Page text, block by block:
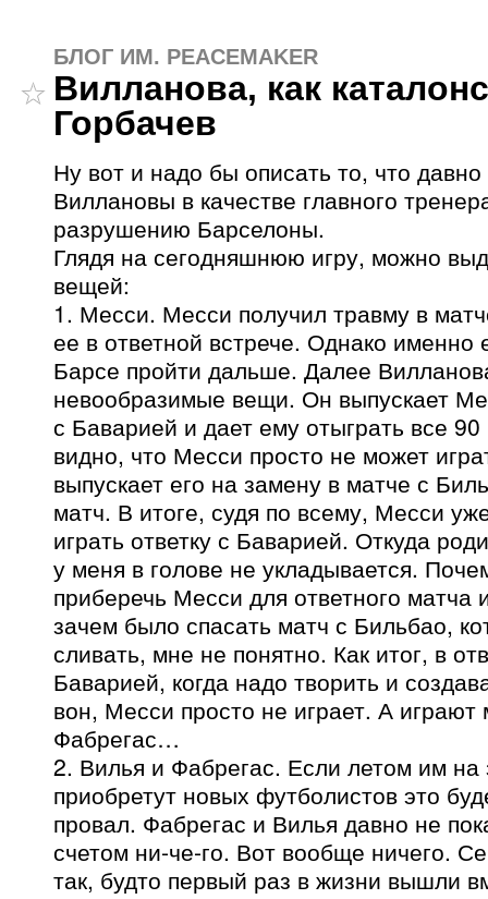
БЛОГ ИМ. PEACEMAKER
Вилланова, как
Горбачев
Ну вот и надо бы описать то, что
Виллановы в качестве главного
разрушению Барселоны.
Глядя на сегодняшнюю игру, можно
вещей:
1. Месси. Месси получил травму в
ее в ответной встрече. Однако именно
Барсе пройти дальше. Далее
невообразимые вещи. Он выпускает
с Баварией и дает ему отыграть все
видно, что Месси просто не может
выпускает его на замену в матче с
матч. В итоге, судя по всему, Месси
играть ответку с Баварией. Откуда
у меня в голове не укладывается.
приберечь Месси для ответного матча
зачем было спасать матч с Бильбао,
сливать, мне не понятно. Как итог, в
Баварией, когда надо творить и
вон, Месси просто не играет. А
Фабрегас…
2. Вилья и Фабрегас. Если летом им на
приобретут новых футболистов это
провал. Фабрегас и Вилья давно не
счетом ни-че-го. Вот вообще ничего.
так, будто первый раз в жизни вышли